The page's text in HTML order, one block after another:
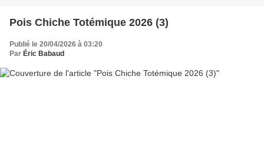
Pois Chiche Totémique 2026 (3)
Publié le 20/04/2026 à 03:20
Par Éric Babaud